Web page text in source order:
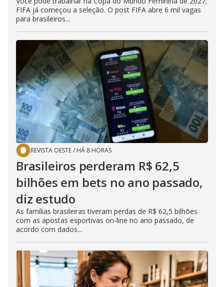
FIFA já começou a seleção. O post FIFA abre 6 mil vagas
para brasileiros...
REVISTA OESTE/ HÁ 8 HORAS
Brasileiros perderam R$ 62,5
bilhões em bets no ano passado,
diz estudo
As famílias brasileiras tiveram perdas de R$ 62,5 bilhões
com as apostas esportivas on-line no ano passado, de
acordo com dados...